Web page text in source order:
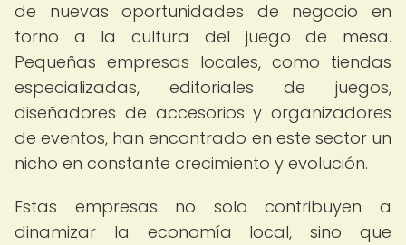
de nuevas oportunidades de negocio en
torno a la cultura del juego de mesa.
Pequeñas empresas locales, como tiendas
especializadas, editoriales de juegos,
diseñadores de accesorios y organizadores
de eventos, han encontrado en este sector un
nicho en constante crecimiento y evolución.
Estas empresas no solo contribuyen a
dinamizar la economía local, sino que